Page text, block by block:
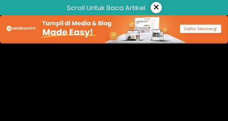
ke
konten
Scroll Untuk Baca Artikel ×